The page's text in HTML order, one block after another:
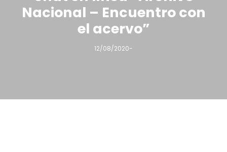
Nacional – Encuentro con
el acervo”
12/08/2020-